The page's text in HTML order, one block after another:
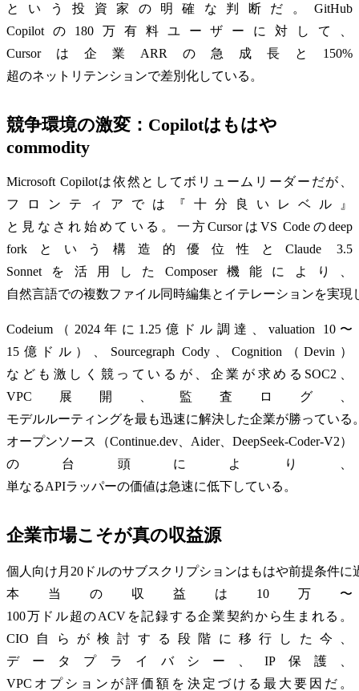
という投資家の明確な判断だ。GitHub
Copilotの180万有料ユーザーに対して、
Cursorは企業ARRの急成長と150%
超のネットリテンションで差別化している。
競争環境の激変：Copilotはもはや
commodity
Microsoft Copilotは依然としてボリュームリーダーだが、
フロンティアでは『十分良いレベル』
と見なされ始めている。一方CursorはVS Codeのdeep
forkという構造的優位性とClaude 3.5
Sonnetを活用したComposer機能により、
自然言語での複数ファイル同時編集とイテレーションを実現
Codeium（2024年に1.25億ドル調達、valuation 10〜
15億ドル）、Sourcegraph Cody、Cognition（Devin）
なども激しく競っているが、企業が求めるSOC2、
VPC展開、監査ログ、
モデルルーティングを最も迅速に解決した企業が勝っている
オープンソース（Continue.dev、Aider、DeepSeek-Coder-V2）
の台頭により、
単なるAPIラッパーの価値は急速に低下している。
企業市場こそが真の収益源
個人向け月20ドルのサブスクリプションはもはや前提条件に
本当の収益は10万〜
100万ドル超のACVを記録する企業契約から生まれる。
CIO自らが検討する段階に移行した今、
データプライバシー、IP保護、
VPCオプションが評価額を決定づける最大要因だ。